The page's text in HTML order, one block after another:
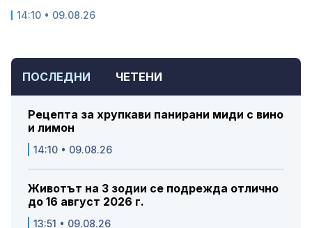
ПОСЛЕДНИ ЧЕТЕНИ
Рецепта за хрупкави панирани миди с вино
и лимон
14:10 • 09.08.26
Животът на 3 зодии се подрежда отлично
до 16 август 2026 г.
13:51 • 09.08.26
14:10 • 09.08.26